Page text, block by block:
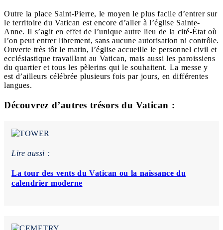
Outre la place Saint-Pierre, le moyen le plus facile d’entrer sur
le territoire du Vatican est encore d’aller à l’église Sainte-
Anne. Il s’agit en effet de l’unique autre lieu de la cité-État où
l’on peut entrer librement, sans aucune autorisation ni contrôle.
Ouverte très tôt le matin, l’église accueille le personnel civil et
ecclésiastique travaillant au Vatican, mais aussi les paroissiens
du quartier et tous les pèlerins qui le souhaitent. La messe y
est d’ailleurs célébrée plusieurs fois par jours, en différentes
langues.
Découvrez d’autres trésors du Vatican :
Lire aussi :
La tour des vents du Vatican ou la naissance du
calendrier moderne